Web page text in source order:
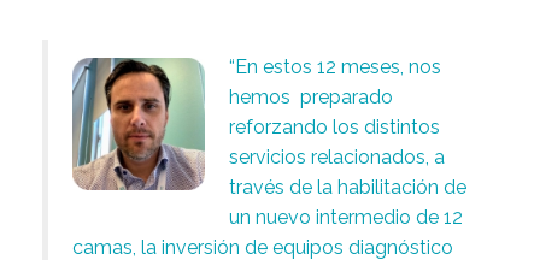
“En estos 12 meses, nos
hemos preparado
reforzando los distintos
servicios relacionados, a
través de la habilitación de
un nuevo intermedio de 12
camas, la inversión de equipos diagnóstico